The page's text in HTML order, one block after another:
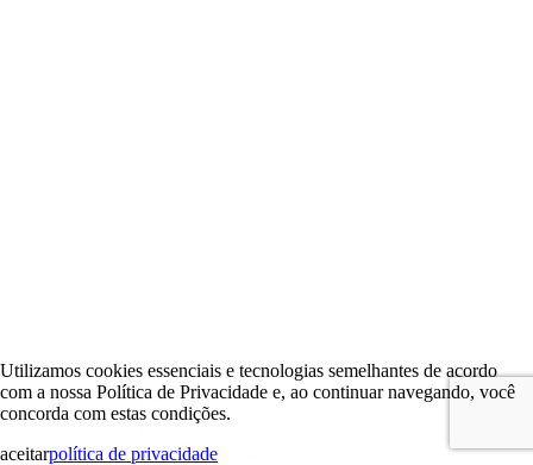
Utilizamos cookies essenciais e tecnologias semelhantes de acordo
com a nossa Política de Privacidade e, ao continuar navegando, você
concorda com estas condições.
aceitarpolítica de privacidade